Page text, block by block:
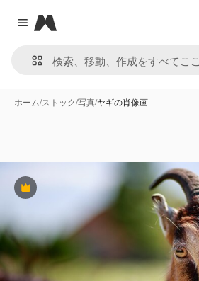
Close menu
Magnific
ホーム/ストック/写真/ヤギの肖像画
Premium